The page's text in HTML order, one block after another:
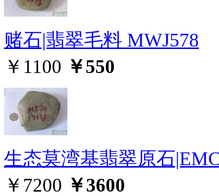
赌石|翡翠毛料 MWJ578
￥1100 ￥550
生态莫湾基翡翠原石
￥7200 ￥3600